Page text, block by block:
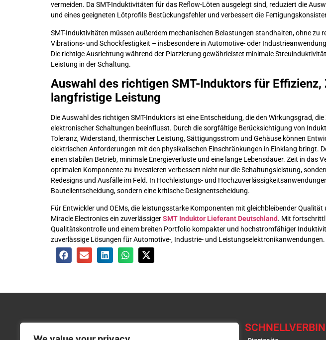
vermeiden. Da SMT-Induktivitäten für das Reflow-Löten ausgelegt sind, reduziert die
und eines geeigneten Lötprofils Bestückungsfehler und verbessert die
SMT-Induktivitäten müssen außerdem mechanischen Belastungen standhalten, ohne zu
Vibrations- und Schockfestigkeit – insbesondere in Automotive- oder
Die richtige Ausrichtung während der Platzierung gewährleistet minimale
Leistung in der Schaltung.
Auswahl des richtigen SMT-Induktors für Effizienz,
langfristige Leistung
Die Auswahl des richtigen SMT-Induktors ist eine Entscheidung, die den Wirkungsgrad,
elektronischer Schaltungen beeinflusst. Durch die sorgfältige Berücksichtigung von
Toleranz, Widerstand, thermischer Leistung, Sättigungsstrom und Gehäuse können
elektrischen Anforderungen mit den physikalischen Einschränkungen in Einklang bringt.
einen stabilen Betrieb, minimale Energieverluste und eine lange Lebensdauer. Zeit in das
optimalen Komponente zu investieren verbessert nicht nur die Schaltungsleistung,
Redesigns und Ausfälle im Feld. In Hochleistungs- und
Bauteilentscheidung, sondern eine kritische Designentscheidung.
Für Entwickler und OEMs, die leistungsstarke Komponenten mit gleichbleibender
Miracle Electronics ein zuverlässigerSMT Induktor Lieferant Deutschland. Mit
Qualitätskontrolle und einem breiten Portfolio kompakter und hochstromfähiger
zuverlässige Lösungen für Automotive-, Industrie- und Leistungselektronikanwendungen.
+49 (0)170 4775559